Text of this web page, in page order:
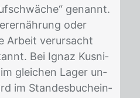
ge­nannt.
oder
Ar­beit ver­ur­sacht
Bei Ignaz Kus­ni­
glei­chen La­ger un­
im Stan­des­buch­ein­